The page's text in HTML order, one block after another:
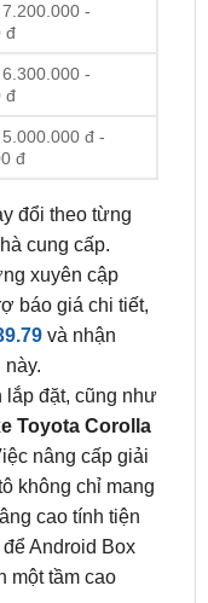
-
đ
đ -
đ
đổi theo từng
xuyên cập
báo giá chi tiết,
và nhận
đặt, cũng như
Toyota Corolla
nâng cấp giải
không chỉ mang
cao tính tiện
Android Box
một tầm cao